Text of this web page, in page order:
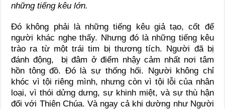
những tiếng kêu lớn.
Đó không phải là những tiếng kêu giả tạo, cốt để
người khác nghe thấy. Nhưng đó là những tiếng kêu
trào ra từ một trái tim bị thương tích. Người đã bị
đánh động, bị đâm ở điểm nhậy cảm nhất nơi tâm
hồn tông đồ. Đó là sự thống hối. Người không chỉ
khóc vì tội riêng mình, nhưng còn vì tội lỗi của nhân
loại, vì thói dửng dưng, sự khinh miệt, và sự thù hận
đối với Thiên Chúa. Và ngay cả khi dường như Người